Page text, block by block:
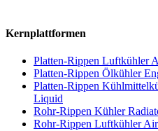
Kernplattformen
Platten-Rippen Luftkühler
Platten-Rippen Ölkühler
Platten-Rippen
Liquid
Rohr-Rippen Kühler
Rohr-Rippen Luftkühler